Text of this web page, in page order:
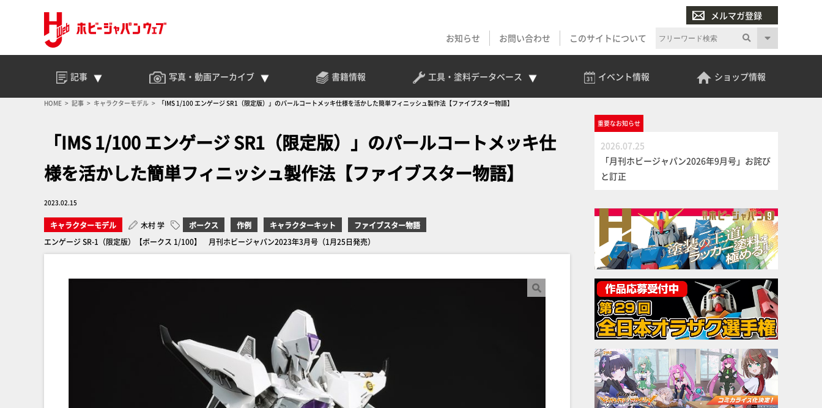
メルマガ登録
お知らせ
お問い合わせ このサイトについて
記事 写真・動画アーカイブ 書籍情報 工具・塗料データベース イベント情報 ショップ情報
HOME 記事 キャラクターモデル 「IMS 1/100 エンゲージ SR1（限定版）」のパールコートメッキ仕様を活かした簡単フィニッシュ製作法【ファイブスター物語】
「IMS 1/100 エンゲージ SR1（限定版）」のパールコートメッキ仕
様を活かした簡単フィニッシュ製作法【ファイブスター物語】
2023.02.15
キャラクターモデル 木村 学 ボークス 作例 キャラクターキット
ファイブスター物語
エンゲージ SR-1（限定版）【ボークス 1/100】 月刊ホビージャパン2023年3月号（1月25日発売）
重要なお知らせ
2026.07.25
「月刊ホビージャパン2026年9月号」お詫び
と訂正